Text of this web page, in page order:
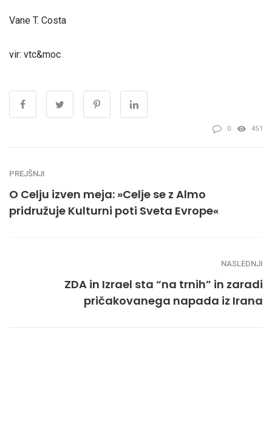
Vane T. Costa
vir: vtc&moc
0 451
PREJŠNJI
O Celju izven meja: »Celje se z Almo
pridružuje Kulturni poti Sveta Evrope«
NASLEDNJI
ZDA in Izrael sta “na trnih” in zaradi
pričakovanega napada iz Irana